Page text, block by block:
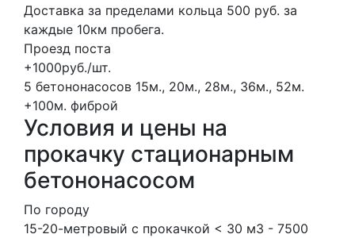
Доставка за пределами кольца 500 руб. за
каждые 10км пробега.
Проезд поста
+1000руб./шт.
5 бетононасосов 15м., 20м., 28м., 36м., 52м.
+100м. фиброй
Условия и цены на
прокачку стационарным
бетононасосом
По городу
15-20-метровый с прокачкой < 30 м3 - 7500